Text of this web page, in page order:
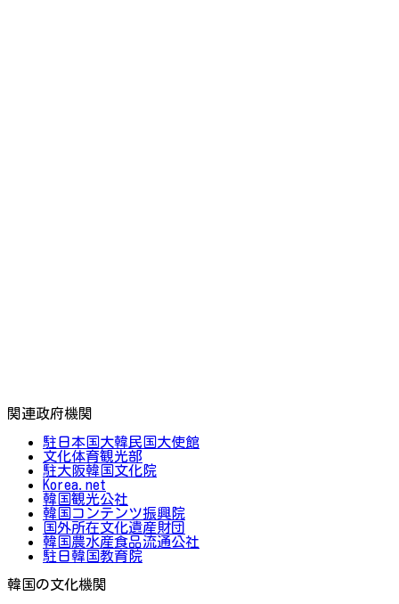
関連政府機関
駐日本国大韓民国大使館
文化体育観光部
駐大阪韓国文化院
Korea.net
韓国観光公社
韓国コンテンツ振興院
国外所在文化遺産財団
韓国農水産食品流通公社
駐日韓国教育院
韓国の文化機関